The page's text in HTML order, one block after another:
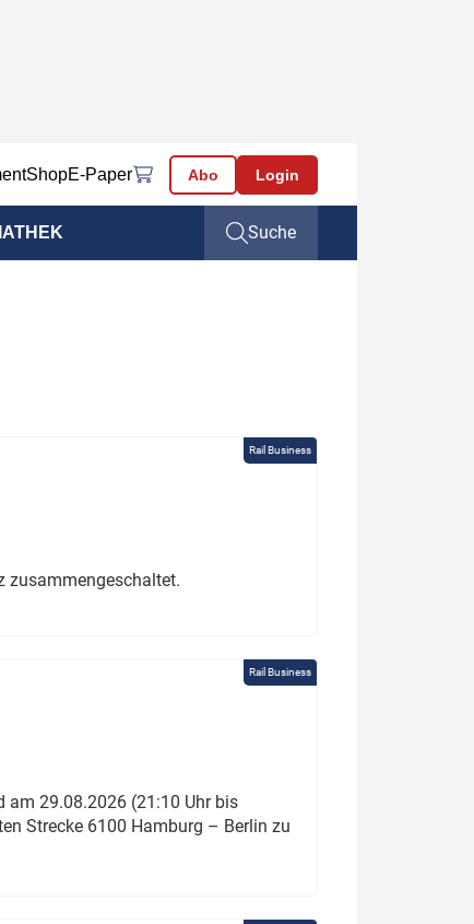
ShopE-Paper Abo Login
Suche
Rail Business
zusammengeschaltet.
Rail Business
am 29.08.2026 (21:10 Uhr bis
Strecke 6100 Hamburg – Berlin zu